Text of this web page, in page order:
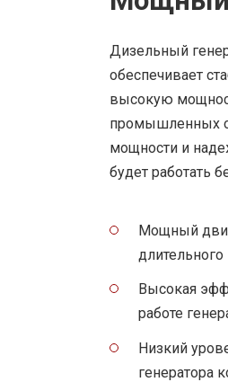
Дизельный
обеспечивает
высокую
промышленных
мощности и
будет работать
Мощный
Высокая
работе
Низкий
генератора